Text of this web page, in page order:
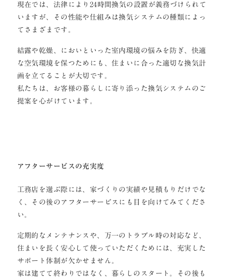
現在では、法律により24時間換気の設置が義務づけられて
いますが、その性能や仕組みは換気システムの種類によっ
てさまざまです。
結露や乾燥、においといった室内環境の悩みを防ぎ、快適
な空気環境を保つためにも、住まいに合った適切な換気計
画を立てることが大切です。
私たちは、お客様の暮らしに寄り添った換気システムのご
提案を心がけています。
アフターサービスの充実度
工務店を選ぶ際には、家づくりの実績や見積もりだけでな
く、その後のアフターサービスにも目を向けてみてくださ
い。
定期的なメンテナンスや、万一のトラブル時の対応など、
住まいを長く安心して使っていただくためには、充実した
サポート体制が欠かせません。
家は建てて終わりではなく、暮らしのスタート。その後も